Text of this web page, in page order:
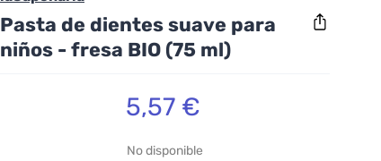
Pasta de dientes suave para
niños - fresa BIO (75 ml)
5,57 €
No disponible